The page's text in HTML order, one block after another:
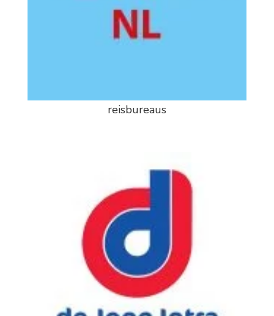
reisbureaus